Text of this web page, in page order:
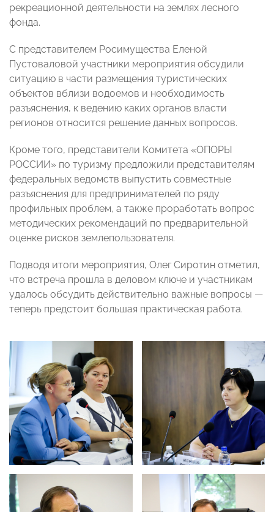
рекреационной деятельности на землях лесного
фонда.
С представителем Росимущества Еленой
Пустоваловой участники мероприятия обсудили
ситуацию в части размещения туристических
объектов вблизи водоемов и необходимость
разъяснения, к ведению каких органов власти
регионов относится решение данных вопросов.
Кроме того, представители Комитета «ОПОРЫ
РОССИИ» по туризму предложили представителям
федеральных ведомств выпустить совместные
разъяснения для предпринимателей по ряду
профильных проблем, а также проработать вопрос
методических рекомендаций по предварительной
оценке рисков землепользователя.
Подводя итоги мероприятия, Олег Сиротин отметил,
что встреча прошла в деловом ключе и участникам
удалось обсудить действительно важные вопросы —
теперь предстоит большая практическая работа.